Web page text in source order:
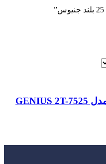
بیت بلند ستاره ای سایز T25 مدل GENIUS 2T-7525